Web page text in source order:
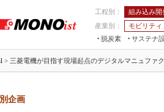
工程別： 組み込み開
産業別：
モビリティ
脱炭素
サステナ
つながる工場AI×設備保全
> 三菱電機が目指す現場起点のデジタルマニュファク
企画